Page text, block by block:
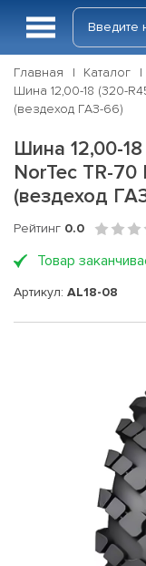
Главная Каталог
Шина 12,00-18 (320-
(вездеход ГАЗ-66)
Шина 12,00-
NorTec TR-70
(вездеход
Рейтинг 0.0
Товар
Артикул: AL18-08